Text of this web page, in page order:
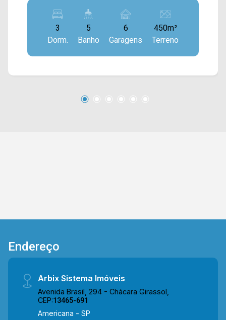
constitui de uma ampla sala de estar e jantar
integradas com a cozinha planejada, piscina
grande e área de serviço. Possui energia
fotovoltaica. > 03 suítes; > 05 banheiros, sendo
01 social e 01 lavabo; > 06 vagas de garagem.
próximo a Rod. Anhanguera e com fácil acesso a
Entre em contato com a nossa equipe e agende
3
Dorm.
5
Banho
6
Garagens
450m²
Terreno
Endereço
Arbix Sistema Imóveis
Avenida Brasil, 294 - Chácara Girassol,
CEP:13465-691
Americana - SP